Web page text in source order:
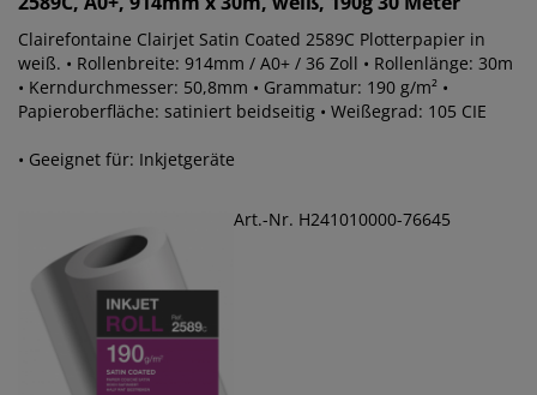
Clairefontaine Clairjet Satin Coated 2589C Plotterpapier in
weiß. • Rollenbreite: 914mm / A0+ / 36 Zoll • Rollenlänge: 30m
• Kerndurchmesser: 50,8mm • Grammatur: 190 g/m² •
Papieroberfläche: satiniert beidseitig • Weißegrad: 105 CIE
• Geeignet für: Inkjetgeräte
Art.-Nr. H241010000-76645